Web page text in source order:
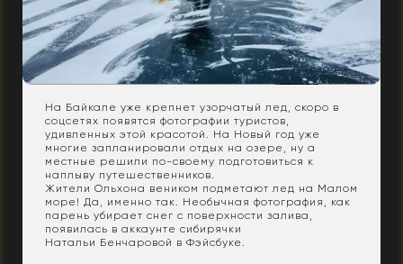
На Байкале уже крепнет узорчатый лед, скоро в
соцсетях появятся фотографии туристов,
удивленных этой красотой. На Новый год уже
многие запланировали отдых на озере, ну а
местные решили по-своему подготовиться к
наплыву путешественников.
Жители Ольхона веником подметают лед на Малом
море! Да, именно так. Необычная фотография, как
парень убирает снег с поверхности залива,
появилась в аккаунте сибирячки
Натальи Бенчаровой в Фэйсбуке.